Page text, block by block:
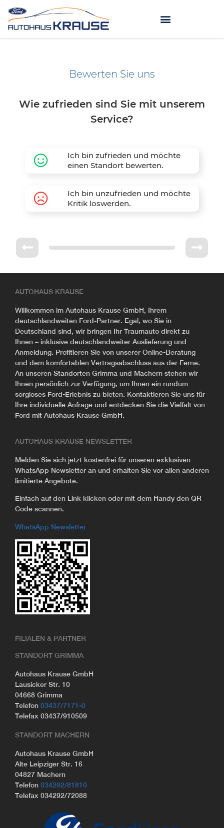
Bewerten Sie uns
Wie zufrieden sind Sie mit unserem
Service?
Ich bin zufrieden und möchte
einen Standort bewerten.
Ich bin unzufrieden und möchte
Kritik loswerden.
AUTOHAUS KRAUSE
Willkommen im Autohaus Krause GmbH, Ihrem
deutschlandweiten Ford-Partner. Egal, wo Sie in
Deutschland sind, wir bringen Ihr Traumauto direkt zu
Ihnen – inklusive deutschlandweiter Auslieferung und
Anmeldung. Profitieren Sie von unserer Online-Beratung
und dem komfortablen Vertragsabschluss aus der Ferne.
An unseren Standorten Grimma und Machern stehen wir
Ihnen persönlich zur Verfügung, um Ihnen ein rundum
sorgloses Ford-Erlebnis zu bieten. Kontaktieren Sie uns für
Ihre individuelle Anfrage und entdecken Sie die Vielfalt von
Ford mit Autohaus Krause GmbH.
AUTOHAUS KRAUSE NEWSLETTER
Melden Sie sich jetzt kostenfrei für unseren exklusiven
WhatsApp Newsletter an und erhalten Sie vor allen anderen
limitierte Angebote.
Einfach auf den Link klicken oder mit dem Handy den QR
Code scannen.
WhatsApp Newsletter
FILIALEN & PARTNER
STANDORT GRIMMA
Autohaus Krause GmbH
Lausicker Str. 10
04668 Grimma
Telefon 03437/7171-0
Telefax 03437/910509
STANDORT MACHERN
Autohaus Krause GmbH
Alte Leipziger Str. 16
04827 Machern
Telefon 034292/81810
Telefax 034292/72088